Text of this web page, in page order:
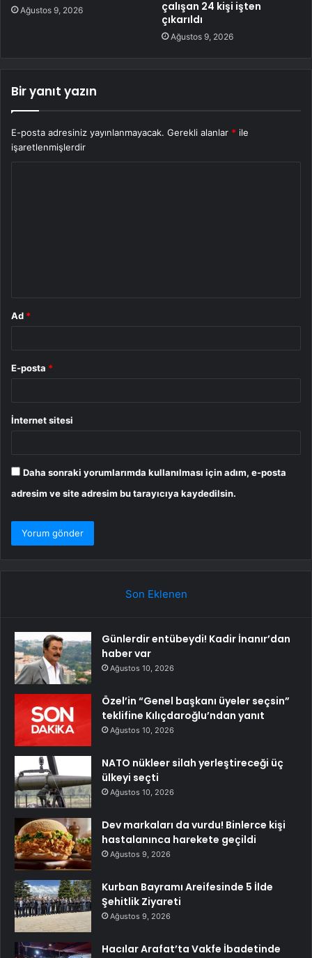
Ağustos 9, 2026
çalışan 24 kişi işten
çıkarıldı
Ağustos 9, 2026
Bir yanıt yazın
E-posta adresiniz yayınlanmayacak. Gerekli alanlar * ile
işaretlenmişlerdir
Ad *
E-posta *
İnternet sitesi
Daha sonraki yorumlarımda kullanılması için adım, e-posta
adresim ve site adresim bu tarayıcıya kaydedilsin.
Son Eklenen
Günlerdir entübeydi! Kadir İnanır’dan
haber var
Ağustos 10, 2026
Özel’in “Genel başkanı üyeler seçsin”
teklifine Kılıçdaroğlu’ndan yanıt
Ağustos 10, 2026
NATO nükleer silah yerleştireceği üç
ülkeyi seçti
Ağustos 10, 2026
Dev markaları da vurdu! Binlerce kişi
hastalanınca harekete geçildi
Ağustos 9, 2026
Kurban Bayramı Areifesinde 5 İlde
Şehitlik Ziyareti
Ağustos 9, 2026
Hacılar Arafat’ta Vakfe İbadetinde